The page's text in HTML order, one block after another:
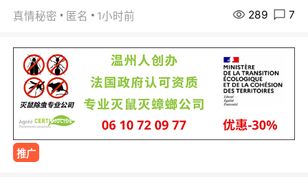
真情秘密 匿名 1小时前 289 7
推广